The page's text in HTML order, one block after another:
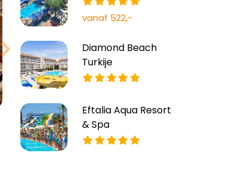
vanaf 522,-
Diamond Beach
Turkije
Eftalia Aqua Resort
& Spa